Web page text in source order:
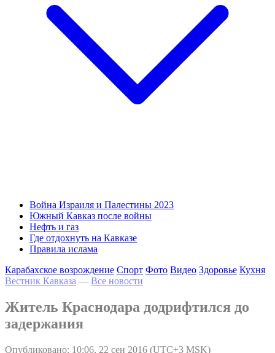
Война Израиля и Палестины 2023
Южный Кавказ после войны
Нефть и газ
Где отдохнуть на Кавказе
Правила ислама
Карабахское возрождение Спорт Фото Видео Здоровье Кухня
Вестник Кавказа — Все новости
Житель Краснодара додрифтился до
задержания
Опубликовано: 10:06, 22 сен 2016 (UTC+3 MSK)